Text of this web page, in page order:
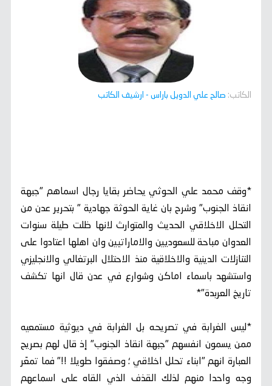
الكاتب: صالح علي الدويل باراس - ارشيف الكاتب
*وقف محمد علي الحوثي يحاضر بقايا رجال اسماهم "جبهة
انقاذ الجنوب" وشرح بان غاية الحوثة جهادية " بتحرير عدن من
التحلل الاخلاقي الحديث والمتوارث لانها ظلت طيلة سنوات
العدوان مباحة للسعوديين والاماراتيين وان اهلها اعتادوا على
التنازلات الدينية والاخلاقية منذ الاحتلال البرتغالي والانجليزي
واستشهد باسماء اماكن وشوارع في عدن قال انها تكشف
تاريخ العربدة"*
*ليس الغرابة في تصريحه بل الغرابة في ديوثية مستمعيه
ممن يسمون انفسهم "جبهة انقاذ الجنوب" إذ قال لهم بصريح
العبارة انهم "ابناء تحلل اخلاقي ؛ وصفقوا طويلا !!" فما تمعّر
وجه واحدا منهم لذلك القذف الذي القاه على اسماعهم